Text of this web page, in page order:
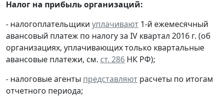
Налог на прибыль организаций:
- налогоплательщики уплачивают 1-й ежемесячный
авансовый платеж по налогу за IV квартал 2016 г. (об
организациях, уплачивающих только квартальные
авансовые платежи, см. ст. 286 НК РФ);
- налоговые агенты представляют расчеты по итогам
отчетного периода;